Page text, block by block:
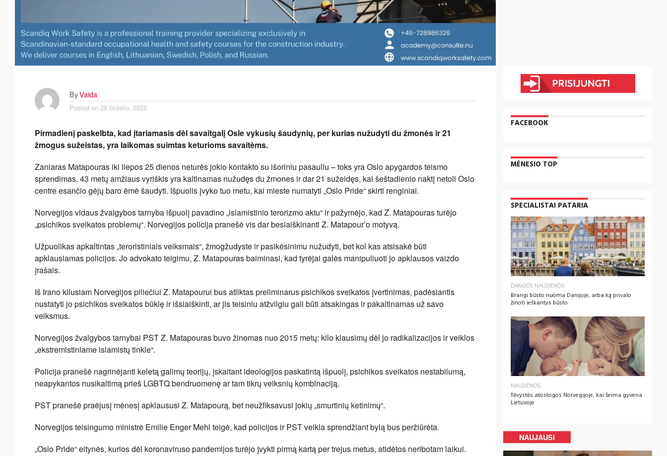
ByVaida
Posted on 28 birželio, 2022
Pirmadienį paskelbta, kad įtariamasis dėl savaitgalį Osle vykusių šaudynių, per kurias nužudyti du žmonės ir 21
žmogus sužeistas, yra laikomas suimtas keturioms savaitėms.
Zaniaras Matapouras iki liepos 25 dienos neturės jokio kontakto su išoriniu pasauliu – toks yra Oslo apygardos teismo
sprendimas. 43 metų amžiaus vyriškis yra kaltinamas nužudęs du žmones ir dar 21 sužeidęs, kai šeštadienio naktį netoli Oslo
centre esančio gėjų baro ėmė šaudyti. Išpuolis įvyko tuo metu, kai mieste numatyti „Oslo Pride“ skirti renginiai.
Norvegijos vidaus žvalgybos tarnyba išpuolį pavadino „islamistinio terorizmo aktu“ ir pažymėjo, kad Z. Matapouras turėjo
„psichikos sveikatos problemų“. Norvegijos policija pranešė vis dar besiaiškinanti Z. Matapour’o motyvą.
Užpuolikas apkaltintas „teroristiniais veiksmais“, žmogžudyste ir pasikėsinimu nužudyti, bet kol kas atsisakė būti
apklausiamas policijos. Jo advokato teigimu, Z. Matapouras baiminasi, kad tyrėjai galės manipuliuoti jo apklausos vaizdo
įrašais.
Iš Irano kilusiam Norvegijos piliečiui Z. Matapourui bus atliktas preliminarus psichikos sveikatos įvertinimas, padėsiantis
nustatyti jo psichikos sveikatos būklę ir išsiaiškinti, ar jis teisiniu atžvilgiu gali būti atsakingas ir pakaltinamas už savo
veiksmus.
Norvegijos žvalgybos tarnybai PST Z. Matapouras buvo žinomas nuo 2015 metų: kilo klausimų dėl jo radikalizacijos ir veiklos
„ekstremistiniame islamistų tinkle“.
Policija pranešė nagrinėjanti keletą galimų teorijų, įskaitant ideologijos paskatintą išpuolį, psichikos sveikatos nestabilumą,
neapykantos nusikaltimą prieš LGBTQ bendruomenę ar tam tikrų veiksnių kombinaciją.
PST pranešė praėjusį mėnesį apklaususi Z. Matapourą, bet neužfiksavusi jokių „smurtinių ketinimų“.
Norvegijos teisingumo ministrė Emilie Enger Mehl teigė, kad policijos ir PST veikla sprendžiant bylą bus peržiūrėta.
„Oslo Pride“ eitynės, kurios dėl koronaviruso pandemijos turėjo įvykti pirmą kartą per trejus metus, atidėtos neribotam laikui.
FACEBOOK
MĖNESIO TOP
SPECIALISTAI PATARIA
DANIJOS NAUJIENOS
Brangi būsto nuoma Danijoje, arba ką privalo
žinoti ieškantys būsto
NAUJIENOS
Tėvystės atostogos Norvegijoje, kai šeima gyvena
Lietuvoje
NAUJAUSI